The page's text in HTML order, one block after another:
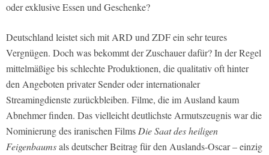
oder exklusive Essen und Geschenke?
Deutschland leistet sich mit ARD und ZDF ein sehr teures
Vergnügen. Doch was bekommt der Zuschauer dafür? In der Regel
mittelmäßige bis schlechte Produktionen, die qualitativ oft hinter
den Angeboten privater Sender oder internationaler
Streamingdienste zurückbleiben. Filme, die im Ausland kaum
Abnehmer finden. Das vielleicht deutlichste Armutszeugnis war die
Nominierung des iranischen FilmsDie Saat des heiligen
Feigenbaumsals deutscher Beitrag für den Auslands-Oscar – einzig